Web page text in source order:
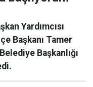
Yardımcısı
Başkanı Tamer
Başkanlığı